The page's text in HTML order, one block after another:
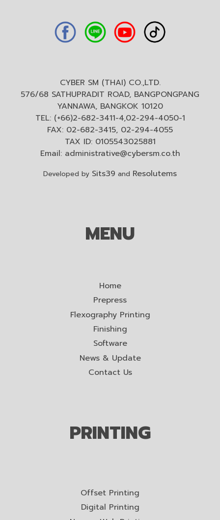
CYBER SM (THAI) CO.,LTD.
576/68 SATHUPRADIT ROAD, BANGPONGPANG
YANNAWA, BANGKOK 10120
TEL: (+66)2-682-3411-4,02-294-4050-1
FAX: 02-682-3415, 02-294-4055
TAX ID: 0105543025881
Email: administrative@cybersm.co.th
Developed by Sits39 and Resolutems
MENU
Home
Prepress
Flexography Printing
Finishing
Software
News & Update
Contact Us
PRINTING
Offset Printing
Digital Printing